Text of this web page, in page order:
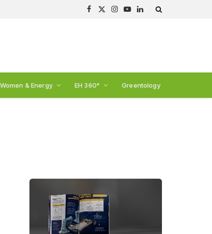
Facebook
X
Instagram
YouTubeLinkedIn
Women & Energy EH 360° Greentology